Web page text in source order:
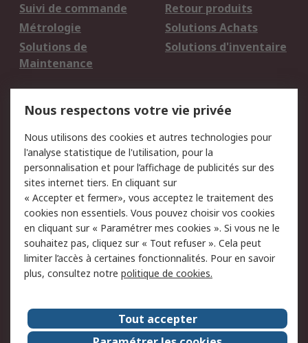
Suivi de commande
Retour produits
Métrologie
Solutions Achats
Solutions de
Maintenance
Solutions d'inventaire
du site
Politique de protection
des données - Mise à
jour
Sécurité des E-mails
Conditions générales
de vente
Politique anti-
corruption
Campagnes marketing
A propos de RS
A propos de RS France
Evénements
Le groupe RS Group Plc
Presse
Nous respectons votre vie privée
Nous utilisons des cookies et autres technologies pour
l'analyse statistique de l'utilisation, pour la
personnalisation et pour l’affichage de publicités sur des
sites internet tiers. En cliquant sur
« Accepter et fermer», vous acceptez le traitement des
cookies non essentiels. Vous pouvez choisir vos cookies
en cliquant sur « Paramétrer mes cookies ». Si vous ne le
souhaitez pas, cliquez sur « Tout refuser ». Cela peut
limiter l’accès à certaines fonctionnalités. Pour en savoir
plus, consultez notre politique de cookies.
Tout accepter